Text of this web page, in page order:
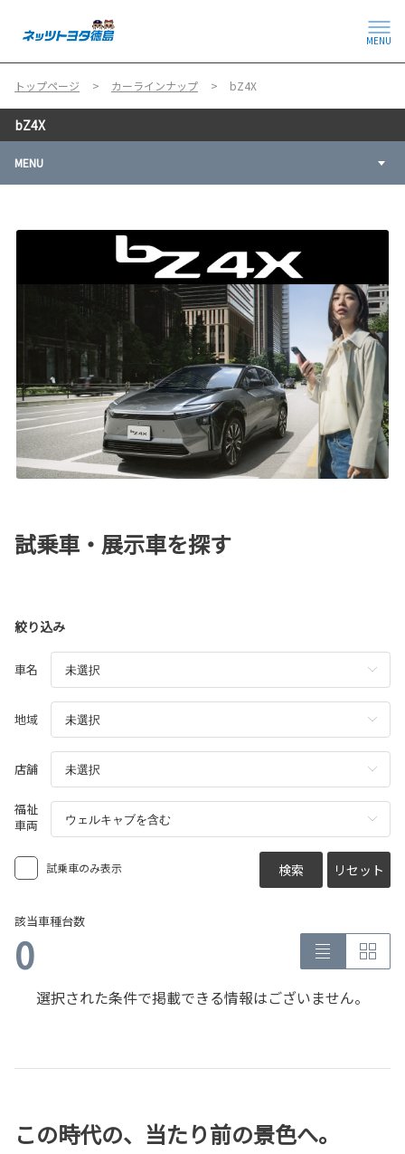
MENU
トップページ カーラインナップ bZ4X
bZ4X
MENU
試乗車・展示車を探す
絞り込み
車名
地域
店舗
福祉
車両
試乗車のみ表示 検索 リセット
該当車種台数
0
選択された条件で掲載できる情報はございません。
この時代の、当たり前の景色へ。